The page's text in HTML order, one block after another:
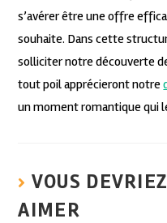
s’avérer être une offre
souhaite. Dans cette
solliciter notre découverte
tout poil apprécieront notre
un moment romantique qui
VOUS
AIMER